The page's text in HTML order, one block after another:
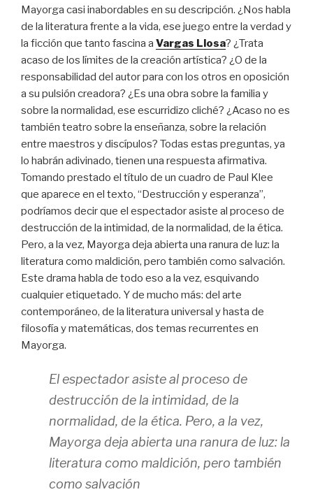
Mayorga casi inabordables en su descripción. ¿Nos habla
de la literatura frente a la vida, ese juego entre la verdad y
la ficción que tanto fascina a Vargas Llosa? ¿Trata
acaso de los límites de la creación artística? ¿O de la
responsabilidad del autor para con los otros en oposición
a su pulsión creadora? ¿Es una obra sobre la familia y
sobre la normalidad, ese escurridizo cliché? ¿Acaso no es
también teatro sobre la enseñanza, sobre la relación
entre maestros y discípulos? Todas estas preguntas, ya
lo habrán adivinado, tienen una respuesta afirmativa.
Tomando prestado el título de un cuadro de Paul Klee
que aparece en el texto, “Destrucción y esperanza”,
podríamos decir que el espectador asiste al proceso de
destrucción de la intimidad, de la normalidad, de la ética.
Pero, a la vez, Mayorga deja abierta una ranura de luz: la
literatura como maldición, pero también como salvación.
Este drama habla de todo eso a la vez, esquivando
cualquier etiquetado. Y de mucho más: del arte
contemporáneo, de la literatura universal y hasta de
filosofía y matemáticas, dos temas recurrentes en
Mayorga.
El espectador asiste al proceso de
destrucción de la intimidad, de la
normalidad, de la ética. Pero, a la vez,
Mayorga deja abierta una ranura de luz: la
literatura como maldición, pero también
como salvación